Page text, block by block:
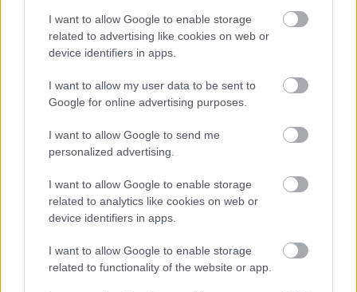
I want to allow Google to enable storage
related to advertising like cookies on web or
device identifiers in apps.
I want to allow my user data to be sent to
Google for online advertising purposes.
I want to allow Google to send me
personalized advertising.
I want to allow Google to enable storage
related to analytics like cookies on web or
device identifiers in apps.
I want to allow Google to enable storage
related to functionality of the website or app.